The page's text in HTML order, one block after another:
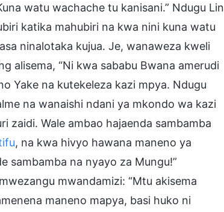
watu wachache tu kanisani.” Ndugu Lin
katika mahubiri na kwa nini kuna watu
ninalotaka kujua. Je, wanaweza kweli
alisema, “Ni kwa sababu Bwana amerudi
Yake na kutekeleza kazi mpya. Ndugu
na wanaishi ndani ya mkondo wa kazi
zaidi. Wale ambao hajaenda sambamba
, na kwa hivyo hawana maneno ya
sambamba na nyayo za Mungu!”
mwandamizi: “Mtu akisema
maneno mapya, basi huko ni